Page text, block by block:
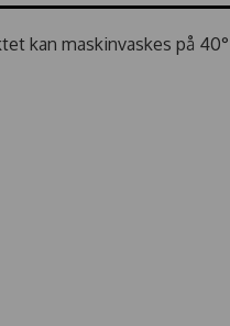
kan maskinvaskes på